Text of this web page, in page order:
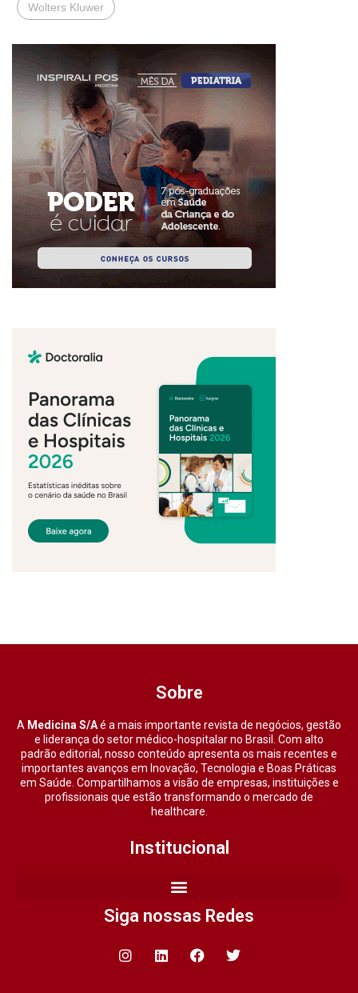
Wolters Kluwer
Sobre
A Medicina S/Aé a mais importante revista de negócios, gestão
e liderança do setor médico-hospitalar no Brasil. Com alto
padrão editorial, nosso conteúdo apresenta os mais recentes e
importantes avanços em Inovação, Tecnologia e Boas Práticas
em Saúde. Compartilhamos a visão de empresas, instituições e
profissionais que estão transformando o mercado de
healthcare.
Institucional
Siga nossas Redes